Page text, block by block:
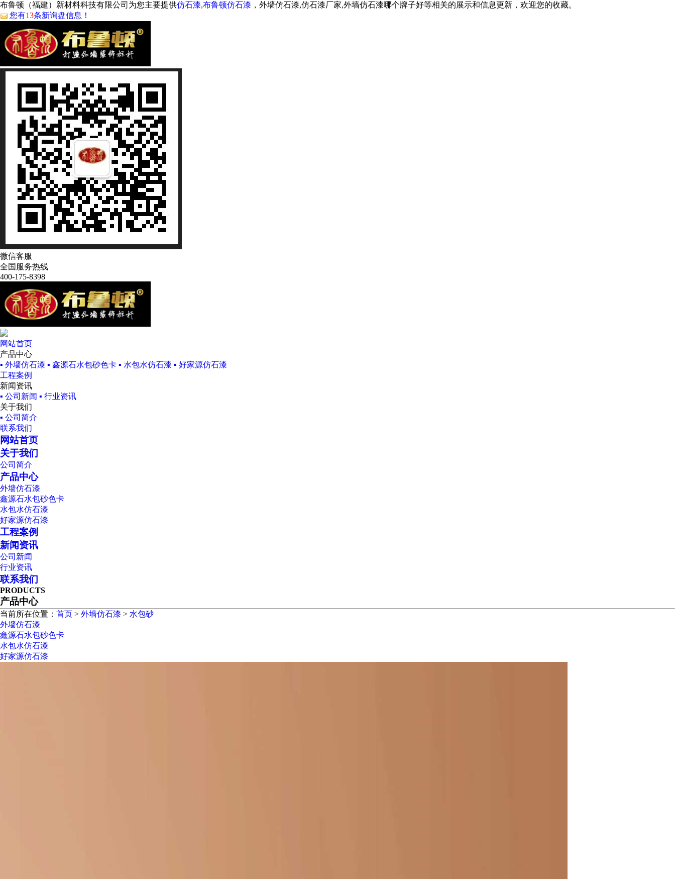
布鲁顿（福建）新材料科技有限公司为您主要提供仿石漆,布鲁顿仿石漆 ，外墙仿石漆,仿石漆厂家,外墙仿石漆哪个牌子好等相关的展示和信息更新，欢迎您的收藏。
您有13条新询盘信息！
微信客服
全国服务热线
400-175-8398
网站首页
产品中心
▪ 外墙仿石漆 ▪ 鑫源石水包砂色卡 ▪ 水包水仿石漆 ▪ 好家源仿石漆
工程案例
新闻资讯
▪ 公司新闻 ▪ 行业资讯
关于我们
▪ 公司简介
联系我们
网站首页
关于我们
公司简介
产品中心
外墙仿石漆
鑫源石水包砂色卡
水包水仿石漆
好家源仿石漆
工程案例
新闻资讯
公司新闻
行业资讯
联系我们
PRODUCTS
产品中心
当前所在位置： 首页 > 外墙仿石漆 > 水包砂
外墙仿石漆
鑫源石水包砂色卡
水包水仿石漆
好家源仿石漆